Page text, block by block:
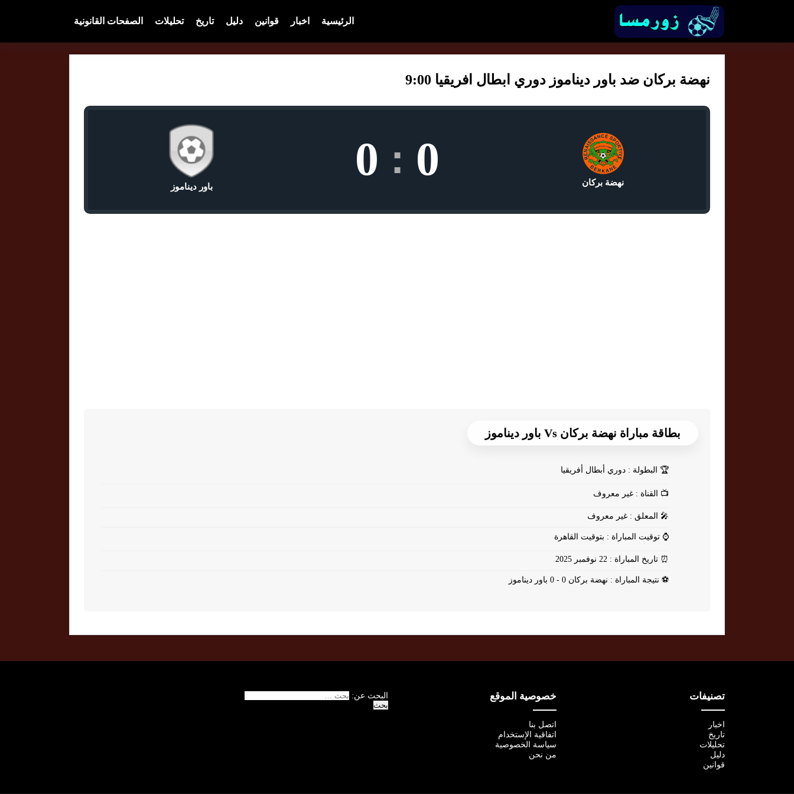
الرئيسية اخبار قوانين دليل تاريخ تحليلات الصفحات القانونية
نهضة بركان ضد باور ديناموز دوري ابطال افريقيا 9:00
نهضة بركان 0
:
0
باور ديناموز
بطاقة مباراة نهضة بركان Vs باور ديناموز
🏆 البطولة : دوري أبطال أفريقيا
📺 القناة : غير معروف
🎤 المعلق : غير معروف
⌚ توقيت المباراة : بتوقيت القاهرة
⏰ تاريخ المباراة : 22 نوفمبر 2025
⚽ نتيجة المباراة : نهضة بركان 0 - 0 باور ديناموز
تصنيفات
اخبار
تاريخ
تحليلات
دليل
قوانين
خصوصية الموقع
اتصل بنا
اتفاقية الإستخدام
سياسة الخصوصية
من نحن
البحث عن: